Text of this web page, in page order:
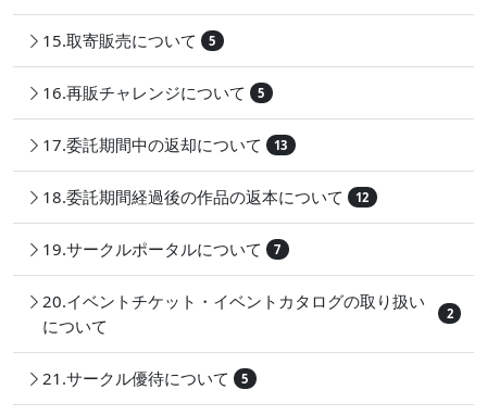
15.取寄販売について 5
16.再販チャレンジについて 5
17.委託期間中の返却について 13
18.委託期間経過後の作品の返本について 12
19.サークルポータルについて 7
20.イベントチケット・イベントカタログの取り扱い
について
2
21.サークル優待について 5